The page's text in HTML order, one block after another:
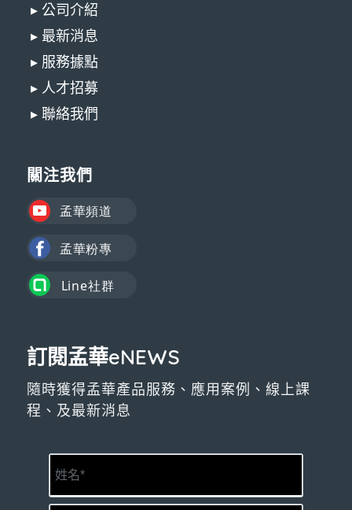
▸ 公司介紹
▸ 最新消息
▸ 服務據點
▸ 人才招募
▸ 聯絡我們
關注我們
訂閱孟華eNEWS
隨時獲得孟華產品服務、應用案例、線上課
程、及最新消息